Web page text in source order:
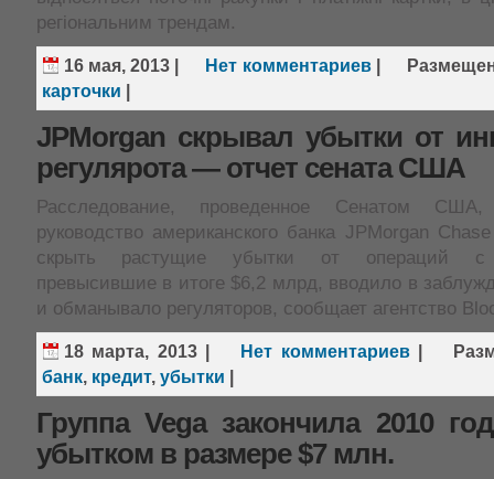
регіональним трендам.
16 мая, 2013| Нет комментариев
карточки
JPMorgan скрывал убытки от
регулярота — отчет сената США
Расследование, проведенное Сенатом
руководство американского банка JPMorgan
скрыть растущие убытки от операций с
превысившие в итоге $6,2 млрд, вводило в
и обманывало регуляторов, сообщает агентство
18 марта, 2013| Нет комментариев
банк, кредит, убытки
Группа Vega закончила 2010
убытком в размере $7 млн.